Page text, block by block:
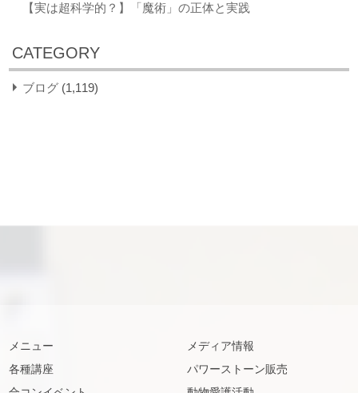
【実は超科学的？】「魔術」の正体と実践
CATEGORY
ブログ (1,119)
メニュー
各種講座
メディア情報
パワーストーン販売